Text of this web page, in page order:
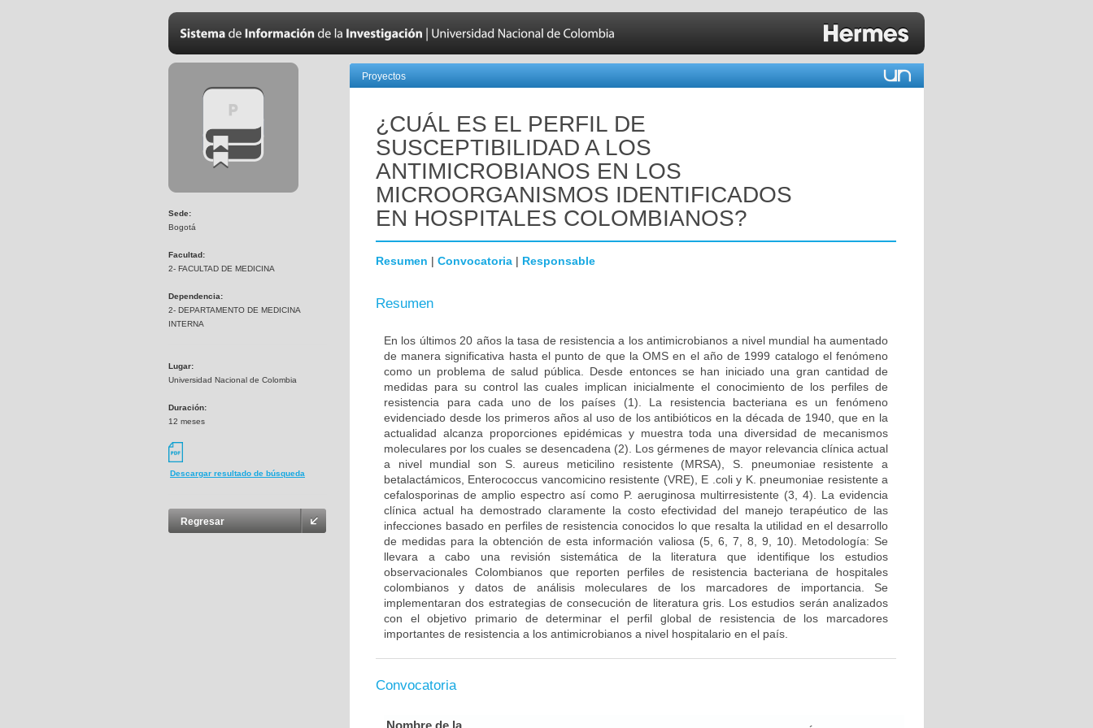
Sede:
Bogotá
Facultad:
2- FACULTAD DE MEDICINA
Dependencia:
2- DEPARTAMENTO DE MEDICINA
INTERNA
Lugar:
Universidad Nacional de Colombia
Duración:
12 meses
Descargar resultado de búsqueda
Regresar
Proyectos
¿CUÁL ES EL PERFIL DE
SUSCEPTIBILIDAD A LOS
ANTIMICROBIANOS EN LOS
MICROORGANISMOS IDENTIFICADOS
EN HOSPITALES COLOMBIANOS?
Resumen | Convocatoria | Responsable
Resumen
En los últimos 20 años la tasa de resistencia a los antimicrobianos a nivel mundial ha aumentado
de manera significativa hasta el punto de que la OMS en el año de 1999 catalogo el fenómeno
como un problema de salud pública. Desde entonces se han iniciado una gran cantidad de
medidas para su control las cuales implican inicialmente el conocimiento de los perfiles de
resistencia para cada uno de los países (1). La resistencia bacteriana es un fenómeno
evidenciado desde los primeros años al uso de los antibióticos en la década de 1940, que en la
actualidad alcanza proporciones epidémicas y muestra toda una diversidad de mecanismos
moleculares por los cuales se desencadena (2). Los gérmenes de mayor relevancia clínica actual
a nivel mundial son S. aureus meticilino resistente (MRSA), S. pneumoniae resistente a
betalactámicos, Enterococcus vancomicino resistente (VRE), E .coli y K. pneumoniae resistente a
cefalosporinas de amplio espectro así como P. aeruginosa multirresistente (3, 4). La evidencia
clínica actual ha demostrado claramente la costo efectividad del manejo terapéutico de las
infecciones basado en perfiles de resistencia conocidos lo que resalta la utilidad en el desarrollo
de medidas para la obtención de esta información valiosa (5, 6, 7, 8, 9, 10). Metodología: Se
llevara a cabo una revisión sistemática de la literatura que identifique los estudios
observacionales Colombianos que reporten perfiles de resistencia bacteriana de hospitales
colombianos y datos de análisis moleculares de los marcadores de importancia. Se
implementaran dos estrategias de consecución de literatura gris. Los estudios serán analizados
con el objetivo primario de determinar el perfil global de resistencia de los marcadores
importantes de resistencia a los antimicrobianos a nivel hospitalario en el país.
Convocatoria
Nombre de la